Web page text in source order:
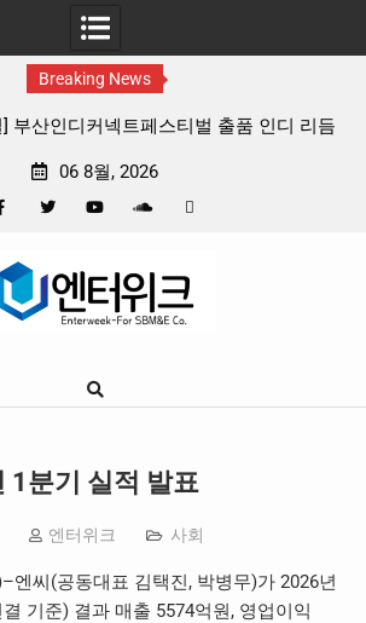
Breaking News
판타지 케이팝 애니메이션 ‘고스트밴드’
06 8월, 2026
Google
1분기 실적 발표
엔터위크 사회
엔씨(공동대표 김택진, 박병무)가 2026년
기준) 결과 매출 5574억원, 영업이익